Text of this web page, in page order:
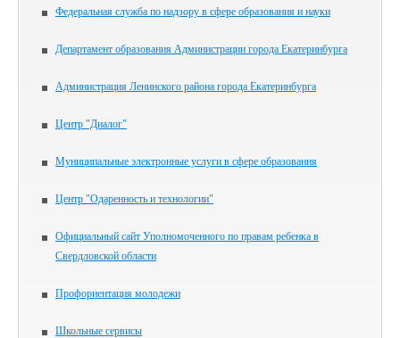
Федеральная служба по надзору в сфере образования и науки
Департамент образования Администрации города Екатеринбурга
Администрация Ленинского района города Екатеринбурга
Центр "Диалог"
Муниципальные электронные услуги в сфере образования
Центр "Одаренность и технологии"
Официальный сайт Уполномоченного по правам ребенка в
Свердловской области
Профориентация молодежи
Школьные сервисы